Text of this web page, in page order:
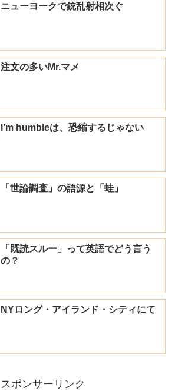
ニューヨークで銃乱射相次ぐ
注文の多いMr.マメ
I’m humbleは、恐縮するじゃない
「世論調査」の語源と「蛙」
「既読スルー」って英語でどう言う
の？
NYロング・アイランド・シティにて
スポンサーリンク